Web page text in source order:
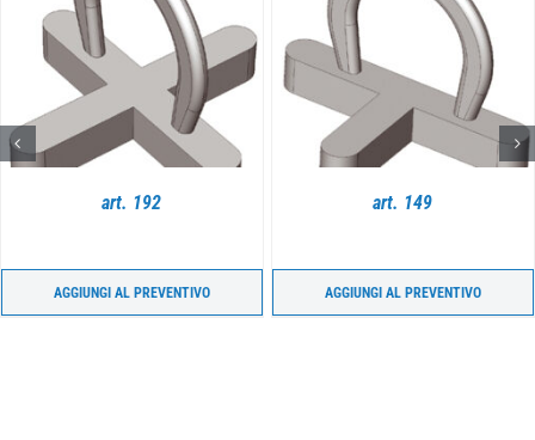
art. 192
AGGIUNGI AL PREVENTIVO
art. 149
AGGIUNGI AL PREVENTIVO